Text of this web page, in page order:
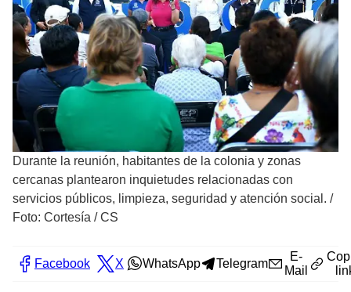
Durante la reunión, habitantes de la colonia y zonas
cercanas plantearon inquietudes relacionadas con
servicios públicos, limpieza, seguridad y atención social. /
Foto: Cortesía / CS
Facebook X WhatsApp Telegram
E-
Mail